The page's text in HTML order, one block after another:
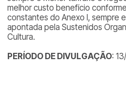
melhor custo benefício
constantes do Anexo I, sempre
apontada pela Sustenidos
Cultura.
PERÍODO DE DIVULGAÇÃO: